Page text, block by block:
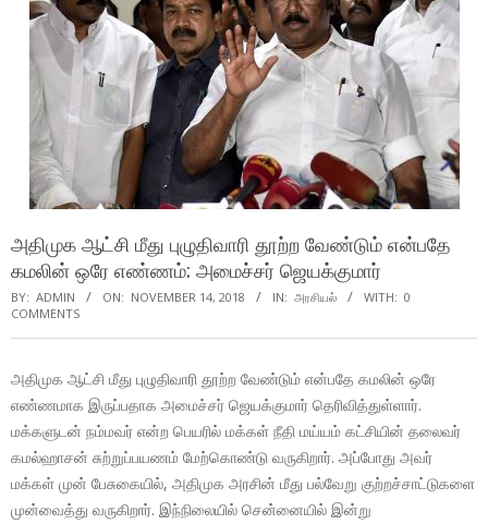
அதிமுக ஆட்சி மீது புழுதிவாரி தூற்ற வேண்டும் என்பதே
கமலின் ஒரே எண்ணம்: அமைச்சர் ஜெயக்குமார்
BY: ADMIN ON: NOVEMBER 14, 2018 IN: அரசியல் WITH: 0
COMMENTS
அதிமுக ஆட்சி மீது புழுதிவாரி தூற்ற வேண்டும் என்பதே கமலின் ஒரே
எண்ணமாக இருப்பதாக அமைச்சர் ஜெயக்குமார் தெரிவித்துள்ளார்.
மக்களுடன் நம்மவர் என்ற பெயரில் மக்கள் நீதி மய்யம் கட்சியின் தலைவர்
கமல்ஹாசன் சுற்றுப்பயணம் மேற்கொண்டு வருகிறார். அப்போது அவர்
மக்கள் முன் பேசுகையில், அதிமுக அரசின் மீது பல்வேறு குற்றச்சாட்டுகளை
முன்வைத்து வருகிறார். இந்நிலையில் சென்னையில் இன்று